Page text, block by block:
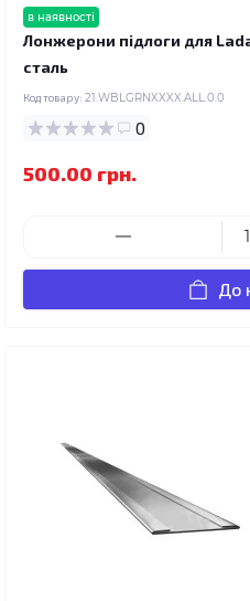
в наявності
Лонжерони підлоги для
сталь
Код товару: 21.WBLGRNXXXX.ALL.0.0
0
500.00 грн.
До